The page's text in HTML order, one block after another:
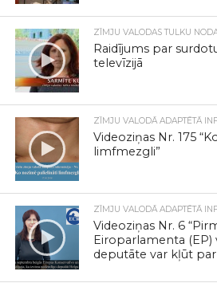
ZĪMJU VALODAS TULKU
Raidījums par
televīzijā
ZĪMJU VALODĀ ADAPTĒTĀ
Videoziņas Nr. 175
limfmezgli”
ZĪMJU VALODĀ ADAPTĒTĀ
Videoziņas Nr. 6
Eiroparlamenta (EP)
deputāte var kļūt